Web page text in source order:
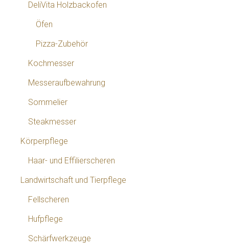
DeliVita Holzbackofen
Öfen
Pizza-Zubehör
Kochmesser
Messeraufbewahrung
Sommelier
Steakmesser
Körperpflege
Haar- und Effilierscheren
Landwirtschaft und Tierpflege
Fellscheren
Hufpflege
Schärfwerkzeuge